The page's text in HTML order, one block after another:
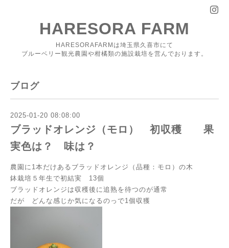
HARESORA FARM
HARESORAFARMは埼玉県久喜市にて
ブルーベリー観光農園や柑橘類の施設栽培を営んでおります。
ブログ
2025-01-20 08:08:00
ブラッドオレンジ（モロ） 初収穫 果
実色は？ 味は？
農園に1本だけあるブラッドオレンジ（品種：モロ）の木
鉢栽培５年生で初結実 13個
ブラッドオレンジは収穫後に追熟を待つのが通常
だが どんな感じか気になるのっで1個収獲